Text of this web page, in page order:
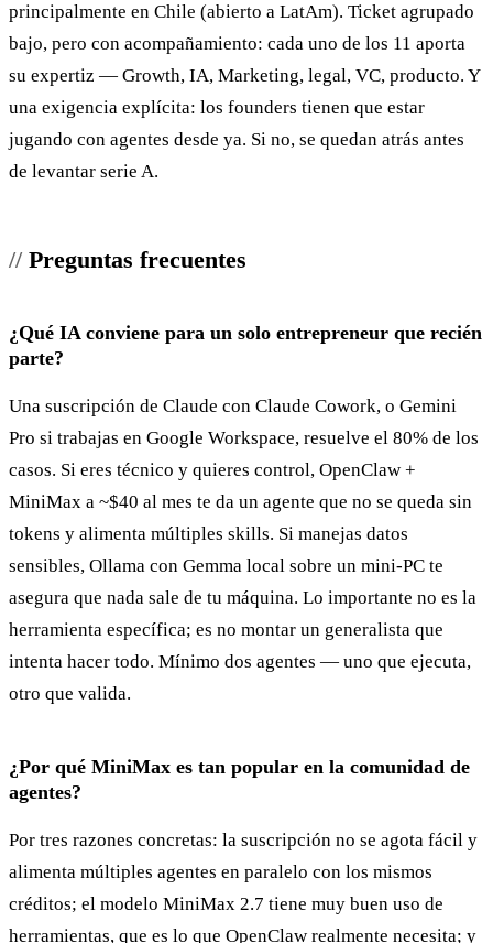
principalmente en Chile (abierto a LatAm). Ticket agrupado
bajo, pero con acompañamiento: cada uno de los 11 aporta
su expertiz — Growth, IA, Marketing, legal, VC, producto. Y
una exigencia explícita: los founders tienen que estar
jugando con agentes desde ya. Si no, se quedan atrás antes
de levantar serie A.
Preguntas frecuentes
¿Qué IA conviene para un solo entrepreneur que recién
parte?
Una suscripción de Claude con Claude Cowork, o Gemini
Pro si trabajas en Google Workspace, resuelve el 80% de los
casos. Si eres técnico y quieres control, OpenClaw +
MiniMax a ~$40 al mes te da un agente que no se queda sin
tokens y alimenta múltiples skills. Si manejas datos
sensibles, Ollama con Gemma local sobre un mini-PC te
asegura que nada sale de tu máquina. Lo importante no es la
herramienta específica; es no montar un generalista que
intenta hacer todo. Mínimo dos agentes — uno que ejecuta,
otro que valida.
¿Por qué MiniMax es tan popular en la comunidad de
agentes?
Por tres razones concretas: la suscripción no se agota fácil y
alimenta múltiples agentes en paralelo con los mismos
créditos; el modelo MiniMax 2.7 tiene muy buen uso de
herramientas, que es lo que OpenClaw realmente necesita; y